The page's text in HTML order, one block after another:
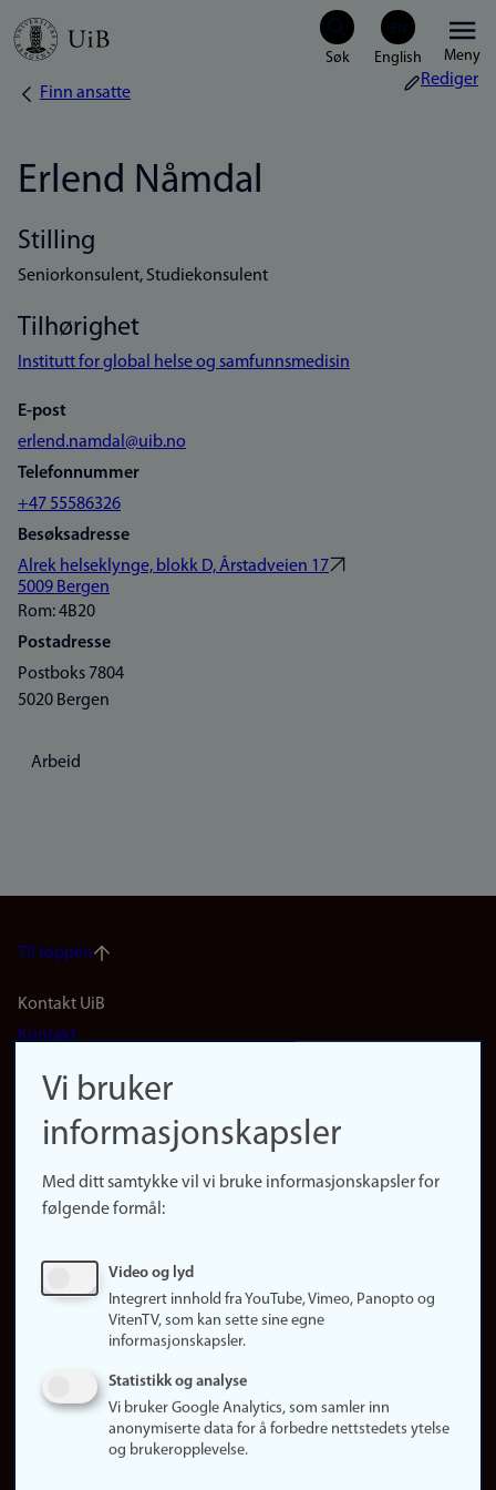
Hopp
Meny
Navigasjonssti
Finn ansatte
Rediger
Erlend Nåmdal
Stilling
Seniorkonsulent, Studiekonsulent
Tilhørighet
Institutt for global helse og samfunnsmedisin
E-post
erlend.namdal@uib.no
Telefonnummer
+47 55586326
Besøksadresse
Alrek helseklynge, blokk D, Årstadveien 17
5009 Bergen
Rom: 4B20
Postadresse
Postboks 7804
5020 Bergen
Arbeid
Til toppen
Footer
(no)
Kontakt UiB
Kontakt
Finn forsker
Presse
Finn studier
Ledige stillinger
Om nettstedet
Informasjonskapsler
Vi bruker
informasjonskapsler
Med ditt samtykke vil vi bruke informasjonskapsler for
følgende formål:
Video og lyd
Integrert innhold fra YouTube, Vimeo, Panopto og
VitenTV, som kan sette sine egne
informasjonskapsler.
Statistikk og analyse
Vi bruker Google Analytics, som samler inn
anonymiserte data for å forbedre nettstedets ytelse
og brukeropplevelse.